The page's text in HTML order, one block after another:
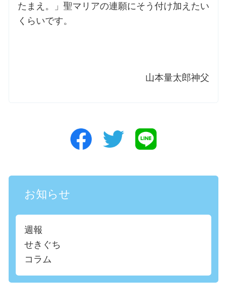
たまえ。」聖マリアの連願にそう付け加えたい
くらいです。
山本量太郎神父
お知らせ
週報
せきぐち
コラム